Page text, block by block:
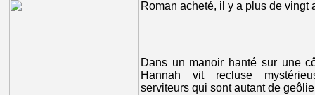
Roman acheté, il y a plus de vingt
Dans un manoir hanté sur une
Hannah vit recluse
serviteurs qui sont autant de